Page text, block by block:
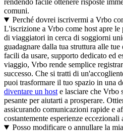
rendendo facile ottenere risposte
comuni.
Perché dovrei iscrivermi a Vrbo
L'iscrizione a Vrbo come host apre le
di viaggiatori in cerca di soggiorni
guadagnare dalla tua struttura alle
facili da usare, supporto dedicato ed
viaggio, Vrbo rende semplice
successo. Che si tratti di
puoi trasformare il tuo spazio in una
diventare un host e lasciare che Vrbo
pesante per aiutarti a prosperare.
assicurando comunicazioni rapide e
costantemente esperienze eccezionali
Posso modificare o annullare la